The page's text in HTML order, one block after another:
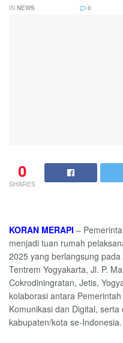
IN NEWS 0
0
SHARES
KORAN MERAPI –
menjadi tuan rumah
2025 yang berlangsung
Tentrem Yogyakarta, Jl. P.
Cokrodiningratan, Jetis,
kolaborasi antara
Komunikasi dan Digital,
kabupaten/kota se-Indonesia.